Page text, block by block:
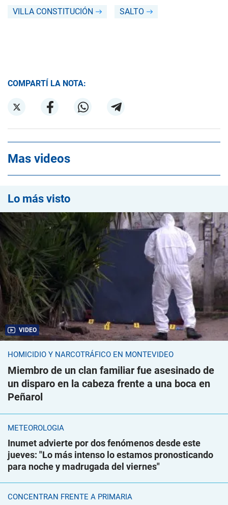
VILLA CONSTITUCIÓN SALTO
COMPARTÍ LA NOTA:
Mas videos
Lo más visto
VIDEO
HOMICIDIO Y NARCOTRÁFICO EN MONTEVIDEO
Miembro de un clan familiar fue asesinado de
un disparo en la cabeza frente a una boca en
Peñarol
METEOROLOGÍA
Inumet advierte por dos fenómenos desde este
jueves: "Lo más intenso lo estamos pronosticando
para noche y madrugada del viernes"
CONCENTRAN FRENTE A PRIMARIA